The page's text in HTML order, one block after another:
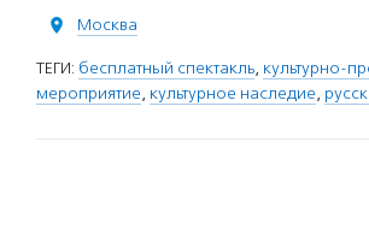
Москва
ТЕГИ: бесплатный спектакль, культурно-
мероприятие, культурное наследие,